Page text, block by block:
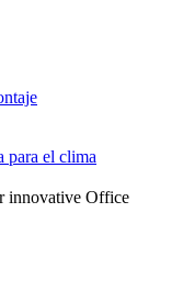
para el clima
innovative Office